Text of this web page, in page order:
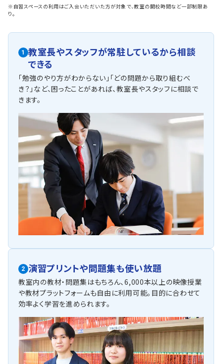
※自習スペースの利用はご入会いただいた方が対象で、教室の開校時間など一部制限あ
り。
1
教室長やスタッフが常駐しているから相談
できる
「勉強のやり方がわからない」「どの問題から取り組むべ
き？」など、困ったことがあれば、教室長やスタッフに相談で
きます。
2 演習プリントや問題集も使い放題
教室内の教材・問題集はもちろん、6,000本以上の映像授業
や教材プラットフォームも自由に利用可能。目的に合わせて
効率よく学習を進められます。